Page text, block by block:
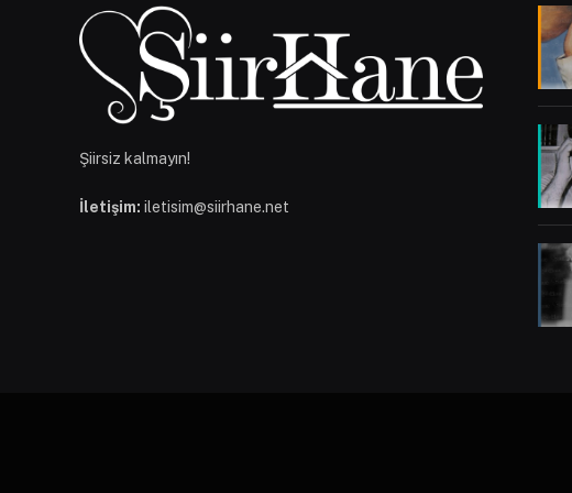
Şiirsiz kalmayın!
İletişim: iletisim@siirhane.net